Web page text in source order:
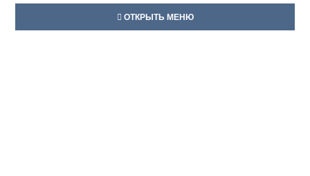
ОТКРЫТЬ МЕНЮ